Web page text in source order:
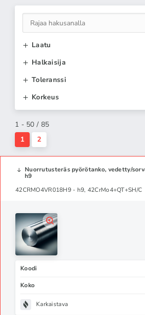
Laatu
Halkaisija
Toleranssi
Korkeus
1 - 50 / 85
1
2
Nuorrutusteräs pyörötanko, vedetty/
h9
42CRMO4VR018H9 - h9, 42CrMo4+QT+SH/C
Koodi
Koko
Karkaistava